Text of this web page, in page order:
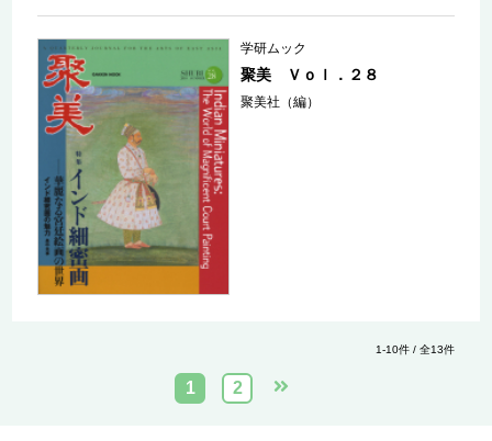
学研ムック
聚美 Ｖｏｌ．２８
聚美社（編）
1-10件 / 全13件
1 2